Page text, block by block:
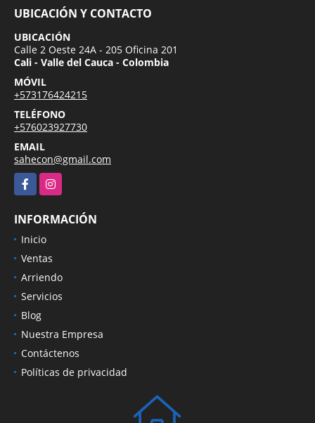
UBICACIÓN Y CONTACTO
UBICACIÓN
Calle 2 Oeste 24A - 205 Oficina 201
Cali - Valle del Cauca - Colombia
MÓVIL
+573176424215
TELÉFONO
+576023927730
EMAIL
sahecon@gmail.com
FacebookInstagram
INFORMACIÓN
Inicio
Ventas
Arriendo
Servicios
Blog
Nuestra Empresa
Contáctenos
Políticas de privacidad